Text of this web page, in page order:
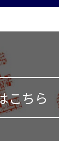
こちら